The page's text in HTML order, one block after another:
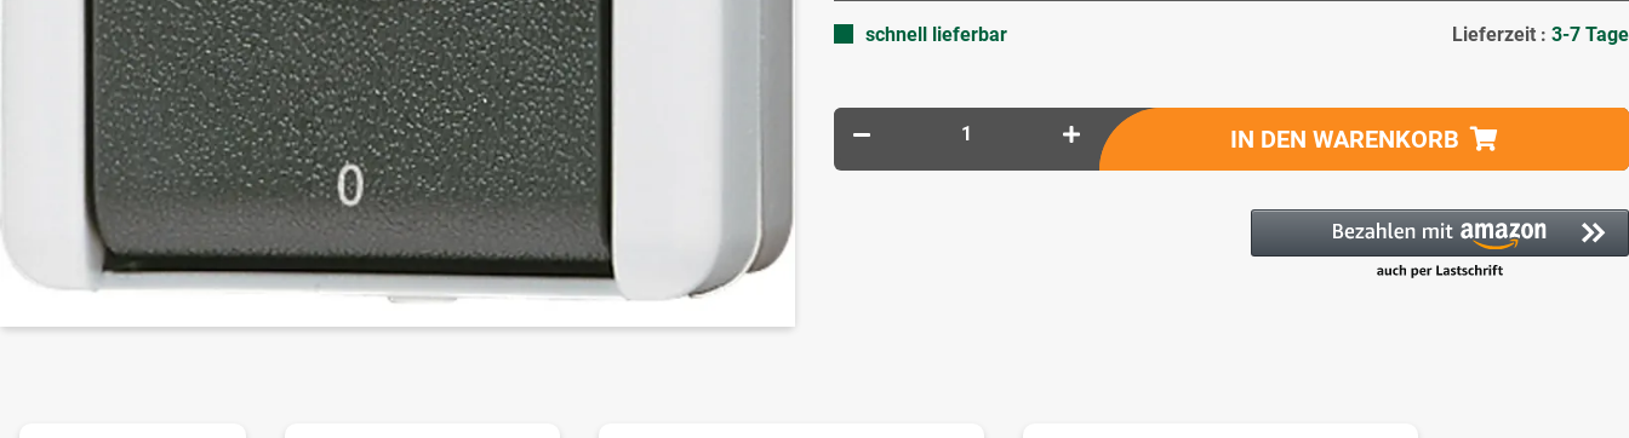
schnell lieferbar Lieferzeit : 3-7 Tage
IN DEN WARENKORB